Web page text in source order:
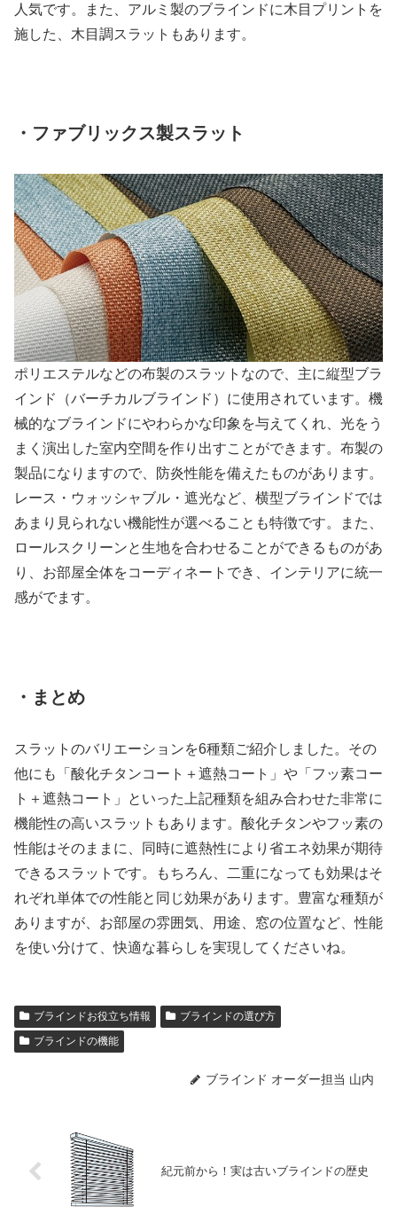
人気です。また、アルミ製のブラインドに木目プリントを
施した、木目調スラットもあります。
・ファブリックス製スラット
ポリエステルなどの布製のスラットなので、主に縦型ブラ
インド（バーチカルブラインド）に使用されています。機
械的なブラインドにやわらかな印象を与えてくれ、光をう
まく演出した室内空間を作り出すことができます。布製の
製品になりますので、防炎性能を備えたものがあります。
レース・ウォッシャブル・遮光など、横型ブラインドでは
あまり見られない機能性が選べることも特徴です。また、
ロールスクリーンと生地を合わせることができるものがあ
り、お部屋全体をコーディネートでき、インテリアに統一
感がでます。
・まとめ
スラットのバリエーションを6種類ご紹介しました。その
他にも「酸化チタンコート＋遮熱コート」や「フッ素コー
ト＋遮熱コート」といった上記種類を組み合わせた非常に
機能性の高いスラットもあります。酸化チタンやフッ素の
性能はそのままに、同時に遮熱性により省エネ効果が期待
できるスラットです。もちろん、二重になっても効果はそ
れぞれ単体での性能と同じ効果があります。豊富な種類が
ありますが、お部屋の雰囲気、用途、窓の位置など、性能
を使い分けて、快適な暮らしを実現してくださいね。
ブラインドお役立ち情報
ブラインドの選び方
ブラインドの機能
ブラインド オーダー担当 山内
紀元前から！実は古いブラインドの歴史